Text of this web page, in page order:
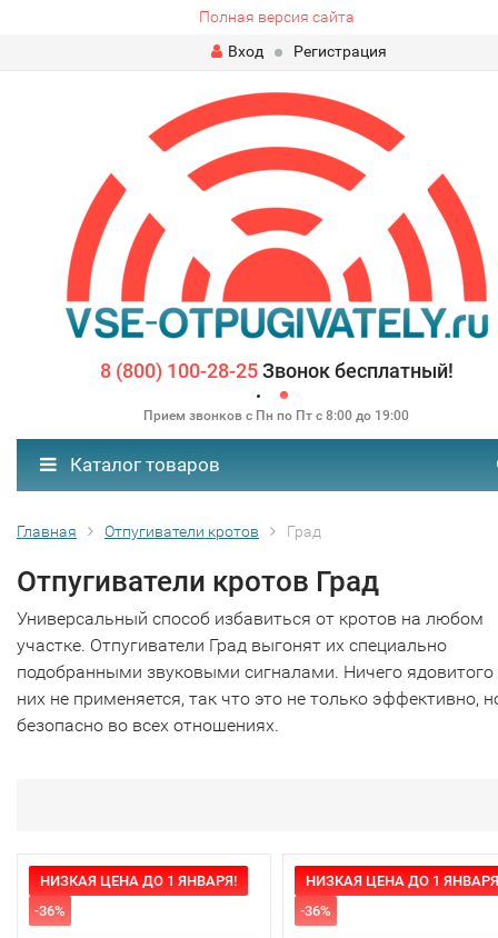
Полная версия сайта
Вход
Регистрация
8 (800) 100-28-25Звонок бесплатный!
Прием звонков с Пн по Пт с 8:00 до 19:00
Каталог товаров
Главная Отпугиватели кротов Град
Отпугиватели кротов Град
Универсальный способ избавиться от кротов на любом
участке. Отпугиватели Град выгонят их специально
подобранными звуковыми сигналами. Ничего ядовитого
них не применяется, так что это не только эффективно,
безопасно во всех отношениях.
НИЗКАЯ ЦЕНА ДО 1 ЯНВАРЯ!
-36%
НИЗКАЯ ЦЕНА ДО 1
-36%